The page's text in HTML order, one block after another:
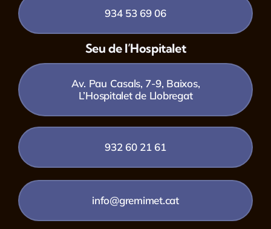
934 53 69 06
info@gremimet.cat
Seu de l’Hospitalet
Av. Pau Casals, 7-9, Baixos,
L’Hospitalet de Llobregat
932 60 21 61